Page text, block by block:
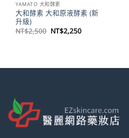
YAMATO 大和酵素
大和酵素 大和原液酵素 (新
升級)
NT$2,500 原
始
NT$2,250目